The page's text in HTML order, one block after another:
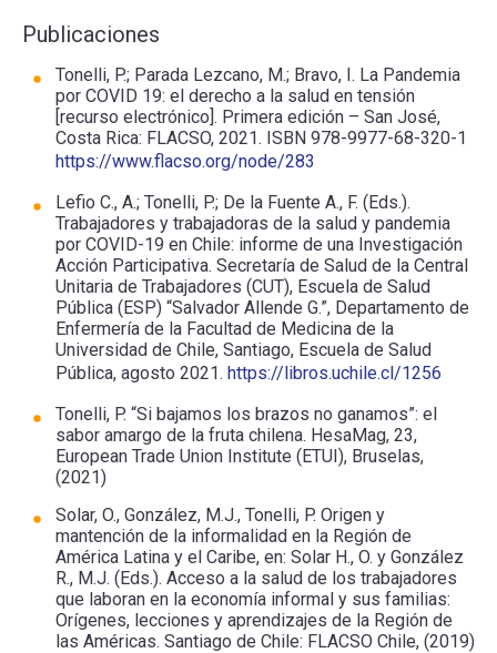
Publicaciones
Tonelli, P.; Parada Lezcano, M.; Bravo, I. La Pandemia
por COVID 19: el derecho a la salud en tensión
[recurso electrónico]. Primera edición – San José,
Costa Rica: FLACSO, 2021. ISBN 978-9977-68-320-1
https://www.flacso.org/node/283
Lefio C., A.; Tonelli, P.; De la Fuente A., F. (Eds.).
Trabajadores y trabajadoras de la salud y pandemia
por COVID-19 en Chile: informe de una Investigación
Acción Participativa. Secretaría de Salud de la Central
Unitaria de Trabajadores (CUT), Escuela de Salud
Pública (ESP) “Salvador Allende G.”, Departamento de
Enfermería de la Facultad de Medicina de la
Universidad de Chile, Santiago, Escuela de Salud
Pública, agosto 2021. https://libros.uchile.cl/1256
Tonelli, P. “Si bajamos los brazos no ganamos”: el
sabor amargo de la fruta chilena. HesaMag, 23,
European Trade Union Institute (ETUI), Bruselas,
(2021)
Solar, O., González, M.J., Tonelli, P. Origen y
mantención de la informalidad en la Región de
América Latina y el Caribe, en: Solar H., O. y González
R., M.J. (Eds.). Acceso a la salud de los trabajadores
que laboran en la economía informal y sus familias:
Orígenes, lecciones y aprendizajes de la Región de
las Américas. Santiago de Chile: FLACSO Chile, (2019)